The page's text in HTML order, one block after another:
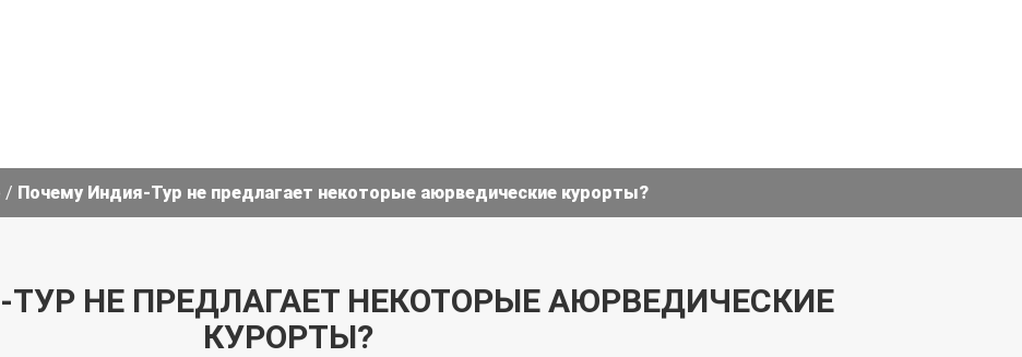
/ Почему Индия-Тур не предлагает некоторые аюрведические курорты?
НЕ ПРЕДЛАГАЕТ НЕКОТОРЫЕ АЮРВЕДИЧЕСКИЕ
КУРОРТЫ?